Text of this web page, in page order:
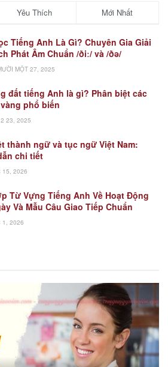
Yêu Thích Mới Nhất
Tiếng Anh Là Gì? Chuyên Gia Giải
Phát Âm Chuẩn /ðiː/ và /ðə/
MỘT 27, 2025
đất tiếng Anh là gì? Phân biệt các
phổ biến
23, 2025
thành ngữ và tục ngữ Việt Nam:
chi tiết
15, 2026
Từ Vựng Tiếng Anh Về Hoạt Động
Và Mẫu Câu Giao Tiếp Chuẩn
1, 2026